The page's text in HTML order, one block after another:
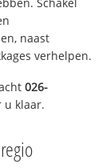
naast
verhelpen.
026-
u klaar.